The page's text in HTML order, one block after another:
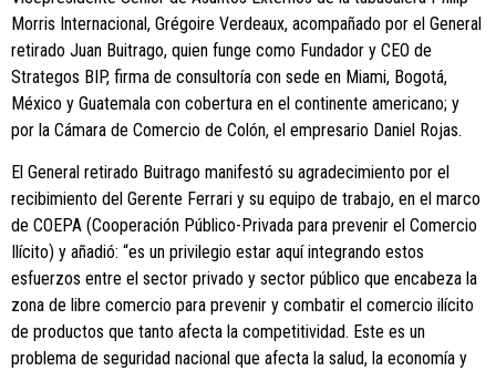
Morris Internacional, Grégoire Verdeaux, acompañado por el General
retirado Juan Buitrago, quien funge como Fundador y CEO de
Strategos BIP, firma de consultoría con sede en Miami, Bogotá,
México y Guatemala con cobertura en el continente americano; y
por la Cámara de Comercio de Colón, el empresario Daniel Rojas.
El General retirado Buitrago manifestó su agradecimiento por el
recibimiento del Gerente Ferrari y su equipo de trabajo, en el marco
de COEPA (Cooperación Público-Privada para prevenir el Comercio
Ilícito) y añadió: “es un privilegio estar aquí integrando estos
esfuerzos entre el sector privado y sector público que encabeza la
zona de libre comercio para prevenir y combatir el comercio ilícito
de productos que tanto afecta la competitividad. Este es un
problema de seguridad nacional que afecta la salud, la economía y